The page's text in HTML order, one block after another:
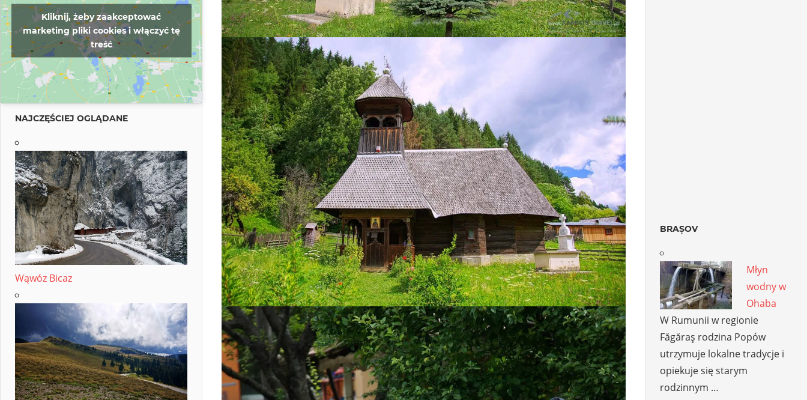
Kliknij, żeby zaakceptować
marketing pliki cookies i włączyć tę
treść
NAJCZĘŚCIEJ OGLĄDANE
Wąwóz Bicaz
BRAȘOV
Młyn
wodny w
Ohaba
W Rumunii w regionie
Făgăraş rodzina Popów
utrzymuje lokalne tradycje i
opiekuje się starym
rodzinnym …